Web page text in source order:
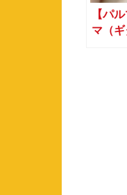
【パ
マ（ギ